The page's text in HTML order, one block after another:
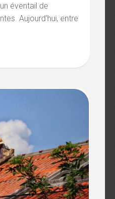
éventail de
Aujourd’hui, entre